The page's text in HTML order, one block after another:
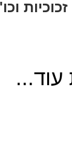
זכוכיות
עוד...